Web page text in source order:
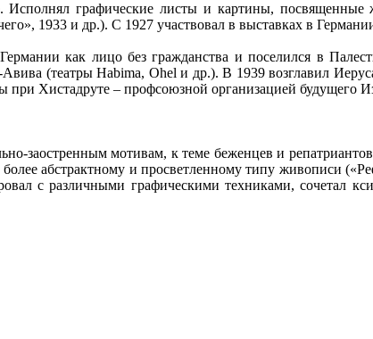
графические листы и картины, посвященные
1933 и др.). С 1927 участвовал в выставках в
как лицо без гражданства и поселился в
(театры Habima, Ohel и др.). В 1939 возглавил
при Хистадруте – профсоюзной организацией будущего
заостренным мотивам, к теме беженцев и
абстрактному и просветленному типу живописи
с различными графическими техниками, сочетал